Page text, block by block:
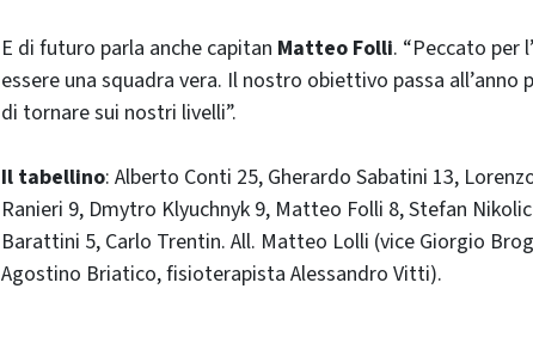
E di futuro parla anche capitan Matteo Folli. “Peccato per
essere una squadra vera. Il nostro obiettivo passa
di tornare sui nostri livelli”.
Il tabellino: Alberto Conti 25, Gherardo Sabatini 13,
Ranieri 9, Dmytro Klyuchnyk 9, Matteo Folli 8, Stefan
Barattini 5, Carlo Trentin. All. Matteo Lolli (vice Giorgio
Agostino Briatico, fisioterapista Alessandro Vitti).